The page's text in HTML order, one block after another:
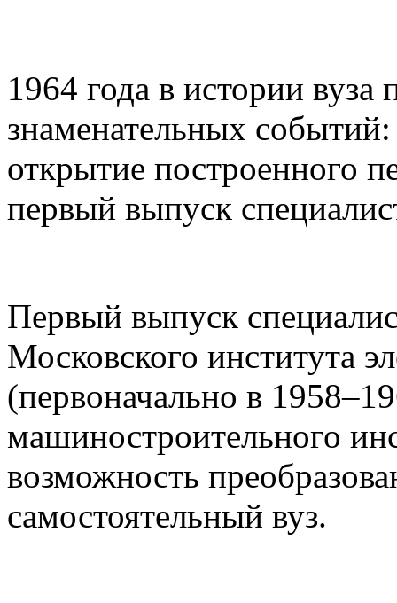
1964 года в истории вуза
знаменательных
открытие построенного
первый выпуск
Первый выпуск
Московского института
(первоначально в
машиностроительного
возможность
самостоятельный вуз.